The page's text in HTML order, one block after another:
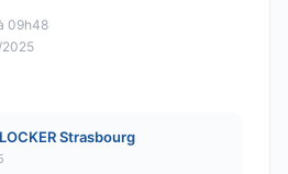
09h48
2025
Strasbourg